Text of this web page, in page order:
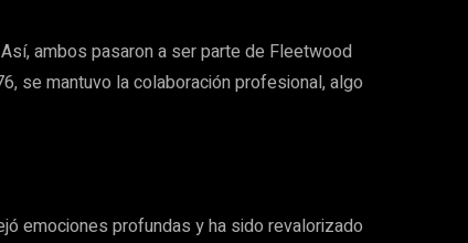
ambos pasaron a ser parte de Fleetwood
se mantuvo la colaboración profesional, algo
emociones profundas y ha sido revalorizado